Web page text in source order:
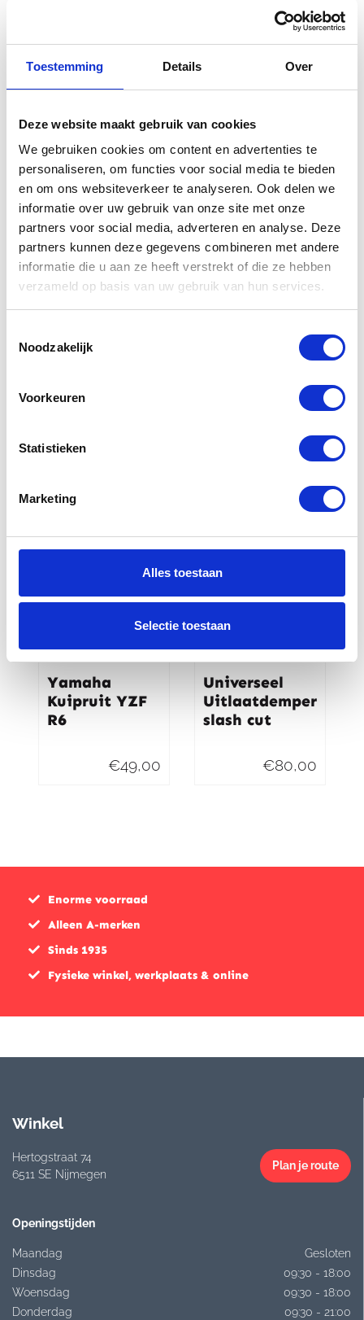
Toestemming Details Over
Deze website maakt gebruik van cookies
We gebruiken cookies om content en advertenties te
personaliseren, om functies voor social media te bieden
en om ons websiteverkeer te analyseren. Ook delen we
informatie over uw gebruik van onze site met onze
partners voor social media, adverteren en analyse. Deze
partners kunnen deze gegevens combineren met andere
informatie die u aan ze heeft verstrekt of die ze hebben
verzameld op basis van uw gebruik van hun services.
Noodzakelijk
Voorkeuren
Statistieken
Marketing
Alles toestaan
Selectie toestaan
Gerelateerde
producten
Yamaha 12V
Yamaha
Kuipruit YZF
R6
€49,00
Universeel
Uitlaatdemper
slash cut
€80,00
Enorme voorraad
Alleen A-merken
Sinds 1935
Fysieke winkel, werkplaats & online
Winkel
Hertogstraat 74
6511 SE Nijmegen
Plan je route
Openingstijden
Maandag
Gesloten
Dinsdag
09:30 - 18:00
Woensdag
09:30 - 18:00
Donderdag
09:30 - 21:00